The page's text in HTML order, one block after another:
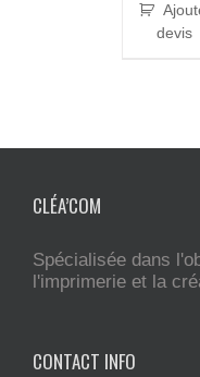
devis
CLÉA’COM
Spécialisée dans
l'imprimerie et la
CONTACT INFO